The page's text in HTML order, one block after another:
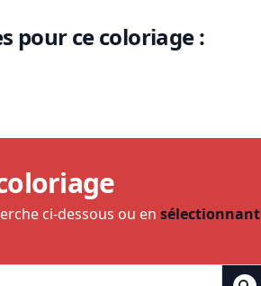
pour ce coloriage :
ci-dessous ou en sélectionnant